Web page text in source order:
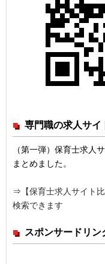
専門職の求人サイ
（第一弾）保育士求人
まとめました。
⇒ 【保育士求人サイト
検索できます
スポンサードリン